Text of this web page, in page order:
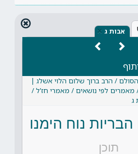
אבות ג ×
/ הרב ברוך שלום הלוי אשלג |
לפי נושאים / מאמרי חז'ל /
ג
נוח הימנו
תוכן